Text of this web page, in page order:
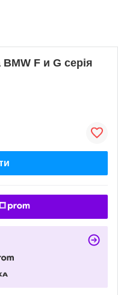
F и G серія